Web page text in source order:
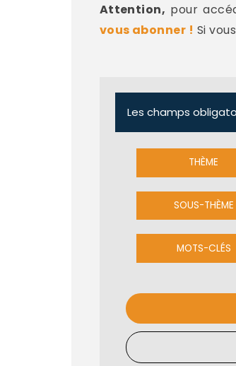
Attention, pour
vous abonner ! Si
Les champs
THÈME
SOUS-THÈME
MOTS-CLÉS